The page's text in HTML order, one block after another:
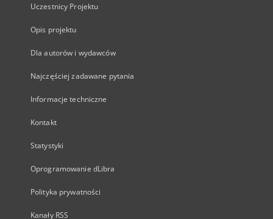
Uczestnicy Projektu
Opis projektu
Dla autorów i wydawców
Najczęściej zadawane pytania
Informacje techniczne
Kontakt
Statystyki
Oprogramowanie dLibra
Polityka prywatności
Kanały RSS